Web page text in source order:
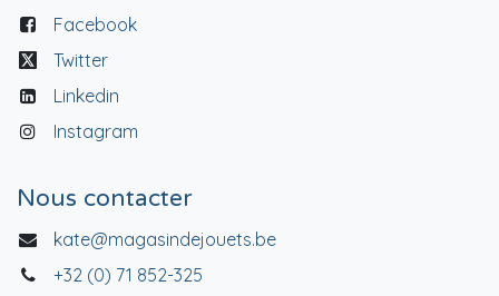
Facebook
Twitter
Linkedin
Instagram
Nous contacter
kate@magasindejouets.be
+32 (0) 71 852-325